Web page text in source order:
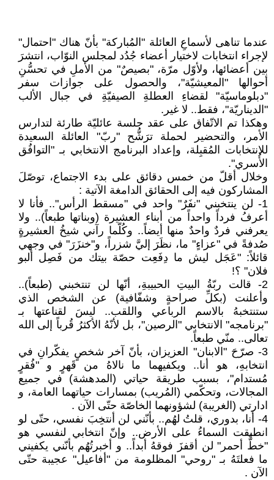
عندما تناهى لأسماعِ العائلة "المُباركة" بأنّ هناك "احتمال"
لإجراء انتخابات لاختيار أعضاء جُدُد لمجلس النوّاب، انتشرَ
بين أعضائها، ولأوّل مرّة، "بصيصٌ" من الأملِ في تحسُّنِ
أحوالها "المعيشيّة"، والحصول على جوازات سفر
"دبلوماسيّة" لقضاءِ العطلةِ الصيفيّةِ في جبال الألب
"الديناريّة"، فقط.. لا غير.
وهكذا تم الاتّفاق على عقد جلسة عائليّة طارئة لتدارس
الأمر، والتحضير لحملة ترَشُّح "ربّ" العائلة السعيدة
للانتخابات المُقبِلة، وإعداد البرنامج الانتخابي بـ "التوافُق
الأُسري".
وخلال أقلّ من خمس دقائق على بدء الاجتماع، توصّلَ
المشاركون فيه إلى الحقائق الدامغة الآتية :
1- لن ينتخبني "نفَرٌ" واحد في "مسقط الرأس".. فأنا لا
أعرفُ فرداً واحداً من أبناء العشيرة (وبناتها طبعاً).. ولا
يعرفني فردٌ واحدٌ منها أيضاً.. وكُلّما رآني شيخُ العشيرةٍ
صُدفةً في "عزاءٍ" ما، نظَرَ إليَّ شزراً، و"خنزَرَ" في وجهي
قائلاً: "عَجَل ليش ما دِفَعِت حصّة بيتك من فَصِل ألبو
فلان" ؟!
2- قالت ربّةُ البيتِ الحبيبةِ، أنّها لن تنتخبني (طبعاً)..
وأعلنت (بكلِّ صراحةٍ وشفّافية) عن الشخص الذي
ستنتخبهُ بالاسم الرباعي واللقب.. ليسَ لقناعتها بـ
"برنامجه" الانتخابي "الرصين"، بل لأنّهُ الأكثرُ قُرباً إلى الله
تعالى.. منّي طبعاً.
3- صرّحَ "الابنان" العزيزان، بأنّ آخر شخصٍ يفكّرانِ في
انتخابهِ، هو أنا.. ويكفيهما ما نالاهُ من قَهرٍ و "فُقرٍ
مُستدام"، بسبب طريقة حياتي (المدهشة) في جميع
المجالات، وتحكّمي (المُريب) بمسارات حياتهما العامة، و
ادارتي (الغريبة) لشؤونهما الخاصّة حتّى الآن .
4- أنا، بدوري، قلتُ لهُم.. بأنّني لن أنتخِبَ نفسي، حتّى لو
انطبقت السماءُ على الأرض.. وإنّ انتخابي لنفسي هو
"خطٌّ أحمر" لن أقفزَ فوقهُ أبداً.. و أخبرتُهُم بأنّني يكفيني
ما فعلتَهُ بـ "روحي" المظلومة من "أفاعيل" عجيبة حتّى
الآن .